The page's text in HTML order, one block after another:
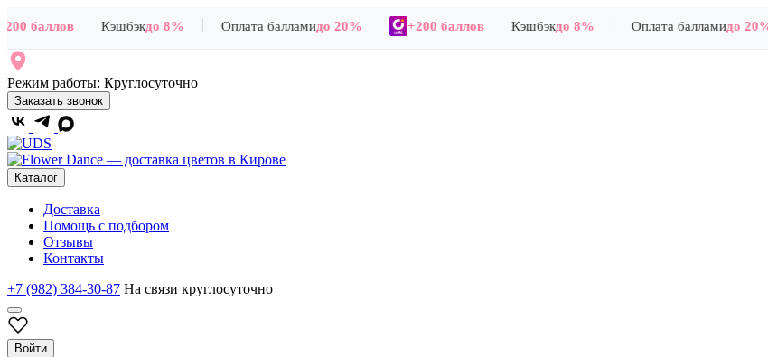
баллов Кэшбэкдо 8% Оплата балламидо 20% +200 баллов Кэшбэкдо 8% Оплата балламидо 20%
Режим работы: Круглосуточно
Заказать звонок
Каталог
Доставка
Помощь с подбором
Отзывы
Контакты
+7 (982) 384-30-87 На связи круглосуточно
Войти